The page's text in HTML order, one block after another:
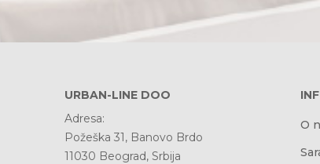
URBAN-LINE DOO
Adresa:
Požeška 31, Banovo Brdo
11030 Beograd, Srbija
O